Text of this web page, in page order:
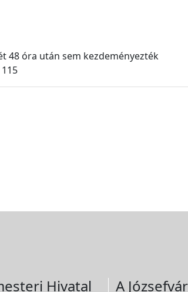
48 óra után sem kezdeményezték
Hivatal A